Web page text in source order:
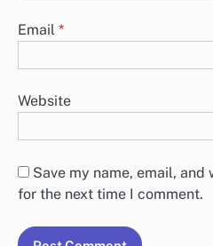
Email *
Website
Save my name, email,
for the next time I comment.